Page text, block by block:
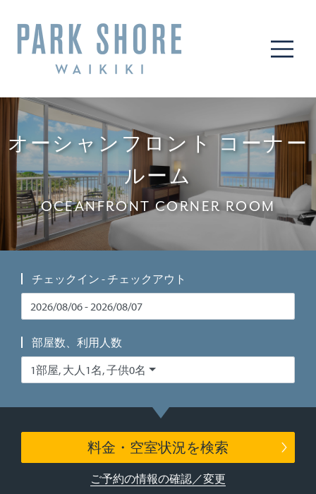
オーシャンフロント コーナー
ルーム
OCEANFRONT CORNER ROOM
チェックイン - チェックアウト
部屋数、利用人数
1部屋, 大人1名, 子供0名
料金・空室状況を検索
ご予約の情報の確認／変更